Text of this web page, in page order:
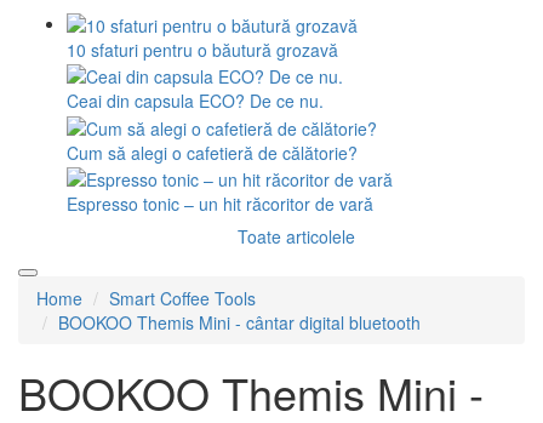
10 sfaturi pentru o băutură grozavă
Ceai din capsula ECO? De ce nu.
Cum să alegi o cafetieră de călătorie?
Espresso tonic – un hit răcoritor de vară
Toate articolele
Home
Smart Coffee Tools
BOOKOO Themis Mini - cântar digital bluetooth
BOOKOO Themis Mini -